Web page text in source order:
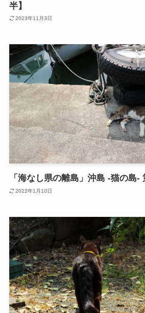
半】
2023年11月3日
「海なし県の離島」沖島 -猫の島-
2022年1月10日